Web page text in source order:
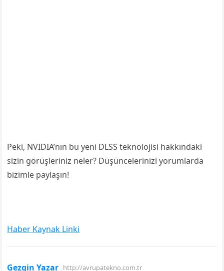
Peki, NVIDIA’nın bu yeni DLSS teknolojisi hakkındaki
sizin görüşleriniz neler? Düşüncelerinizi yorumlarda
bizimle paylaşın!
Haber Kaynak Linki
Gezgin Yazar http://avrupatekno.com.tr